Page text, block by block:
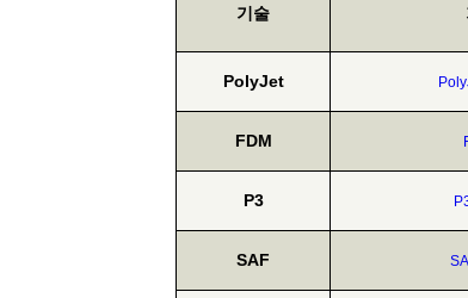
기술
PolyJet
FDM
P3
SAF